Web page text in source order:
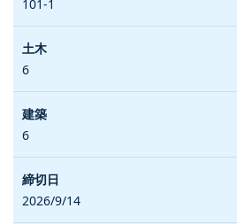
101-1
6
6
2026/9/14